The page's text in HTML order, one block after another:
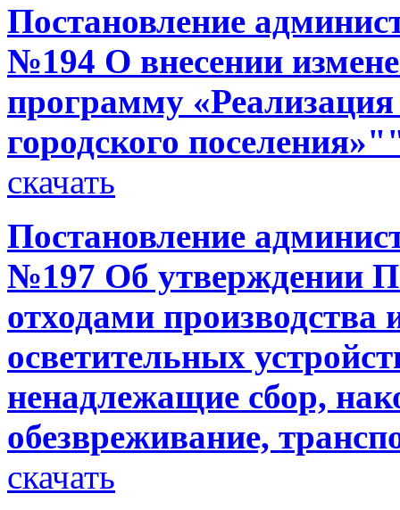
Постановление
№194 О внесении
программу
городского
скачать
Постановление
№197 Об утверждении
отходами производства
осветительных
ненадлежащие сбор,
обезвреживание,
скачать